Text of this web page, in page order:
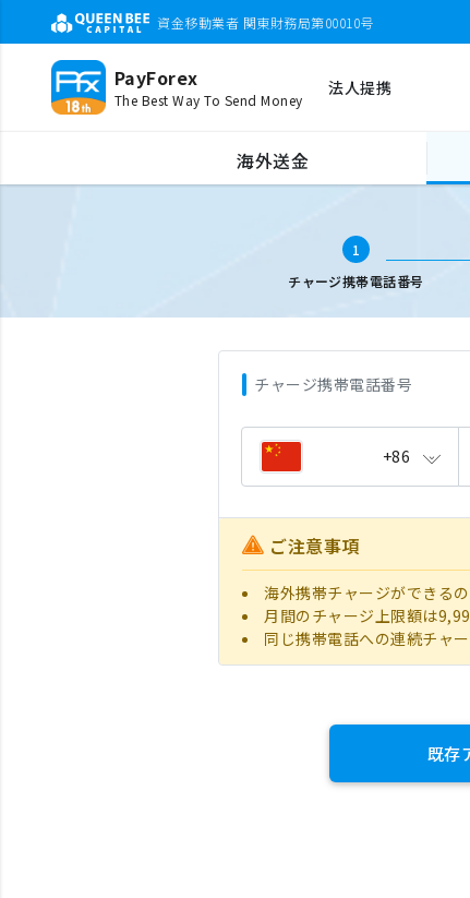
資金移動業者 関東財務局第00010号
PayForex
The Best Way To Send Money
法人提携
海外送金
携帯電話番号入力
1
チャージ携帯電話番号
チャージ携帯電話番号
+86
ご注意事項
海外携帯チャージができる
月間のチャージ上限額は
同じ携帯電話への連続チャ
既存